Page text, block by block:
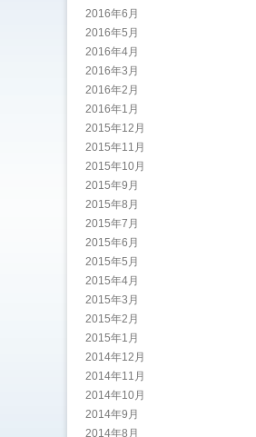
2016年6月
2016年5月
2016年4月
2016年3月
2016年2月
2016年1月
2015年12月
2015年11月
2015年10月
2015年9月
2015年8月
2015年7月
2015年6月
2015年5月
2015年4月
2015年3月
2015年2月
2015年1月
2014年12月
2014年11月
2014年10月
2014年9月
2014年8月